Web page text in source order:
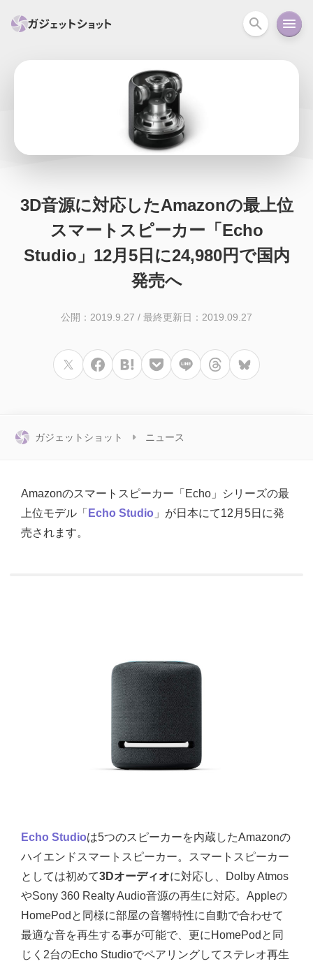
PC関連
セール情報 スマートホーム アクションカメラ
ガイド ニュース オーディオ 周辺機器
3D音源に対応したAmazonの最上位
スマートスピーカー「Echo
Studio」12月5日に24,980円で国内
発売へ
公開：2019.9.27 / 最終更新日：2019.09.27
ガジェットショット ニュース
Amazonのスマートスピーカー「Echo」シリーズの最
上位モデル「 Echo Studio 」が日本にて12月5日に発
売されます。
Echo Studioは5つのスピーカーを内蔵したAmazonの
ハイエンドスマートスピーカー。スマートスピーカー
としては初めて3Dオーディオに対応し、Dolby Atmos
やSony 360 Realty Audio音源の再生に対応。Appleの
HomePodと同様に部屋の音響特性に自動で合わせて
最適な音を再生する事が可能で、更にHomePodと同
じく2台のEcho Studioでペアリングしてステレオ再生